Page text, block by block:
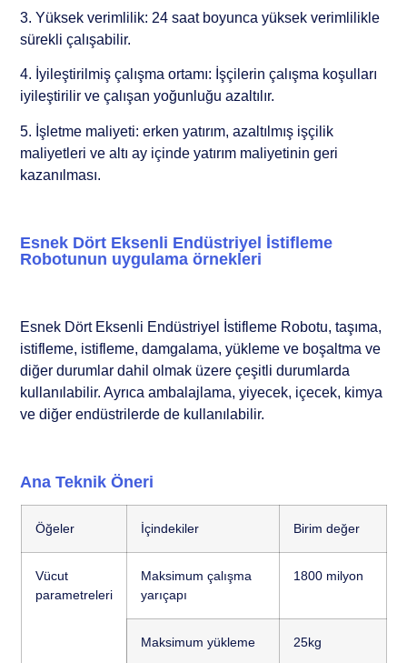
3. Yüksek verimlilik: 24 saat boyunca yüksek verimlilikle
sürekli çalışabilir.
4. İyileştirilmiş çalışma ortamı: İşçilerin çalışma koşulları
iyileştirilir ve çalışan yoğunluğu azaltılır.
5. İşletme maliyeti: erken yatırım, azaltılmış işçilik
maliyetleri ve altı ay içinde yatırım maliyetinin geri
kazanılması.
Esnek Dört Eksenli Endüstriyel İstifleme
Robotunun uygulama örnekleri
Esnek Dört Eksenli Endüstriyel İstifleme Robotu, taşıma,
istifleme, istifleme, damgalama, yükleme ve boşaltma ve
diğer durumlar dahil olmak üzere çeşitli durumlarda
kullanılabilir. Ayrıca ambalajlama, yiyecek, içecek, kimya
ve diğer endüstrilerde de kullanılabilir.
Ana Teknik Öneri
Öğeler İçindekiler Birim değer
Vücut
parametreleri
Maksimum çalışma
yarıçapı
1800 milyon
Maksimum yükleme 25kg